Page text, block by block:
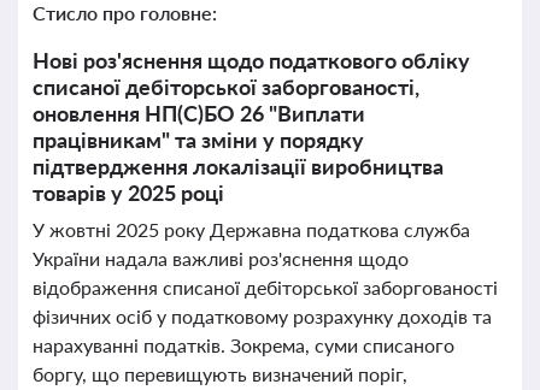
Стисло про головне:
Нові роз'яснення щодо податкового обліку
списаної дебіторської заборгованості,
оновлення НП(С)БО 26 "Виплати
працівникам" та зміни у порядку
підтвердження локалізації виробництва
товарів у 2025 році
У жовтні 2025 року Державна податкова служба
України надала важливі роз'яснення щодо
відображення списаної дебіторської заборгованості
фізичних осіб у податковому розрахунку доходів та
нарахуванні податків. Зокрема, суми списаного
боргу, що перевищують визначений поріг,